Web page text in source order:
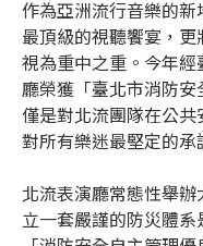
作為亞洲流行音樂的
最頂級的視聽饗宴，
視為重中之重。今年
廳榮獲「臺北市消防
僅是對北流團隊在公
對所有樂迷最堅定的承
北流表演廳常態性舉
立一套嚴謹的防災體